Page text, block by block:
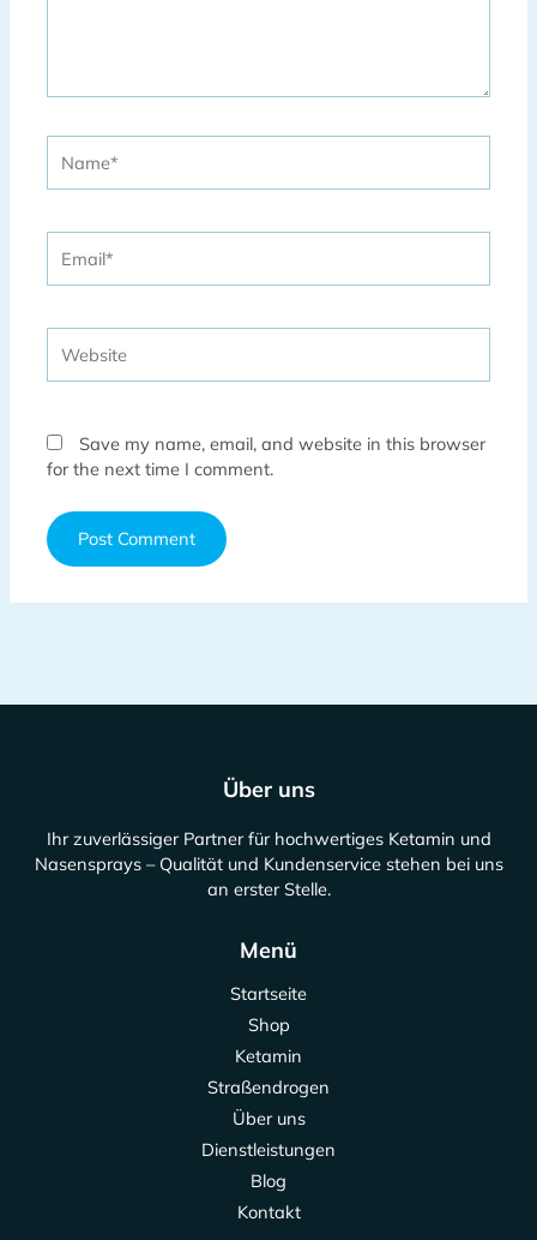
Save my name, email, and website in this browser
for the next time I comment.
Über uns
Ihr zuverlässiger Partner für hochwertiges Ketamin und
Nasensprays – Qualität und Kundenservice stehen bei uns
an erster Stelle.
Menü
Startseite
Shop
Ketamin
Straßendrogen
Über uns
Dienstleistungen
Blog
Kontakt